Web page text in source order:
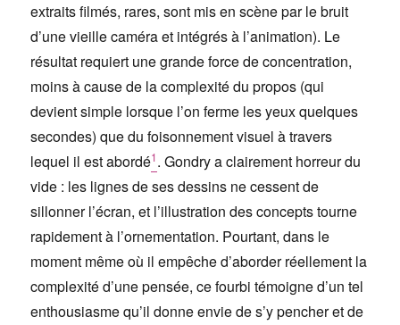
extraits filmés, rares, sont mis en scène par le bruit
d’une vieille caméra et intégrés à l’animation). Le
résultat requiert une grande force de concentration,
moins à cause de la complexité du propos (qui
devient simple lorsque l’on ferme les yeux quelques
secondes) que du foisonnement visuel à travers
lequel il est abordé1. Gondry a clairement horreur du
vide : les lignes de ses dessins ne cessent de
sillonner l’écran, et l’illustration des concepts tourne
rapidement à l’ornementation. Pourtant, dans le
moment même où il empêche d’aborder réellement la
complexité d’une pensée, ce fourbi témoigne d’un tel
enthousiasme qu’il donne envie de s’y pencher et de